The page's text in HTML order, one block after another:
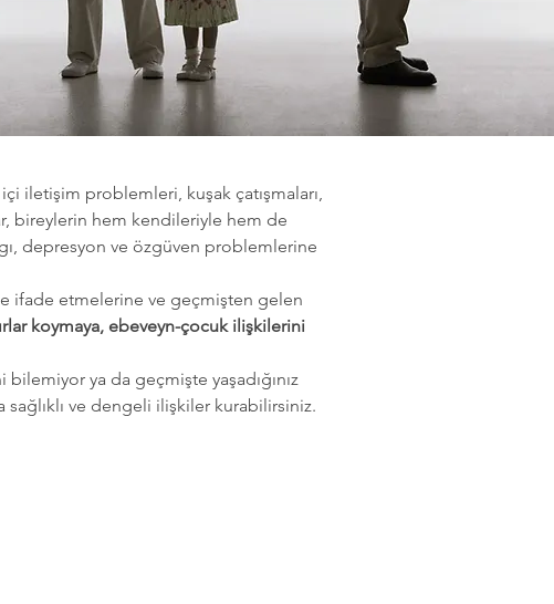
iletişim problemleri, kuşak çatışmaları,
bireylerin hem kendileriyle hem de
depresyon ve özgüven problemlerine
ifade etmelerine ve geçmişten gelen
koymaya, ebeveyn-çocuk ilişkilerini
ya da geçmişte yaşadığınız
sağlıklı ve dengeli ilişkiler kurabilirsiniz.